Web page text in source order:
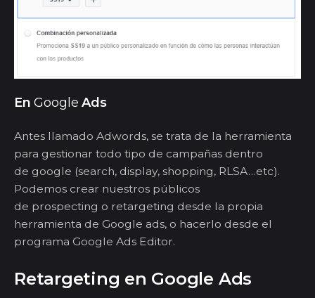
EnGoogleAds
Antes llamado Adwords, se trata de la herramienta
para gestionar todo tipo de campañas dentro
de google (search, display, shopping, RLSA…etc).
Podemos crear nuestros públicos
de prospecting o retargeting desde la propia
herramienta de Google ads, o hacerlo desde el
programa Google Ads Editor.
Retargeting en Google Ads